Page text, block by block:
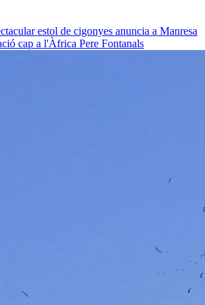
estol de cigonyes anuncia a Manresa
cap a l'Àfrica Pere Fontanals